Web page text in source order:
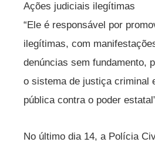
Ações judiciais ilegítimas
“Ele é responsável por
ilegítimas, com
denúncias sem fundamento,
o sistema de justiça criminal
pública contra o poder
No último dia 14, a Polícia